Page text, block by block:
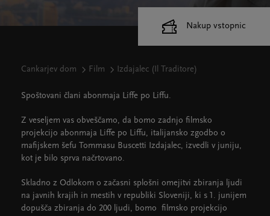
Cankarjev dom Film Izdajalec (Il Traditore)
Spoštovani člani abonmaja Liffe po Liffu.
Z veseljem vas obveščamo, da bomo zadnjo filmsko
projekcijo abonmaja Liffe po Liffu, italijansko zgodbo o
mafijskem šefu Tommasu Buscetti Izdajalec, izvedli v juniju,
kot je bilo sprva načrtovano.
Skladno z Odlokom o začasni splošni omejitvi zbiranja ljudi
na javnih krajih in mestih v republiki Sloveniji, ki s 1. junijem
dopušča zbiranja do 200 ljudi, bomo filmsko projekcijo
Nakup vstopnic